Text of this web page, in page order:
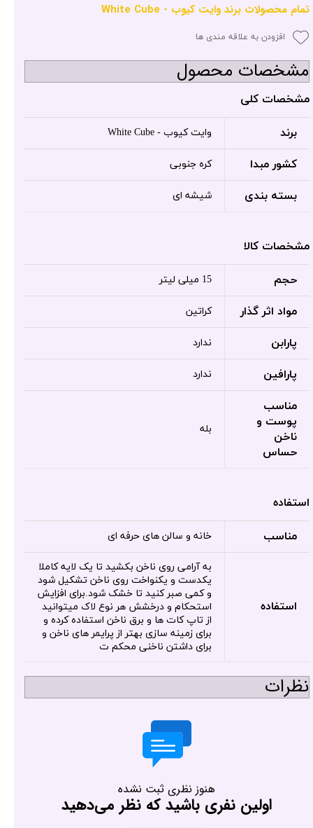
تمام محصولات برند وایت کیوب - White Cube
افزودن به علاقه مندی ها
مشخصات محصول
مشخصات کلی
برند وایت کیوب - White Cube
کشور مبدا کره جنوبی
بسته بندی شیشه ای
مشخصات کالا
حجم 15 میلی لیتر
مواد اثر گذار کراتین
پارابن ندارد
پارافین ندارد
مناسب
پوست و
ناخن
حساس
بله
استفاده
مناسب خانه و سالن های حرفه ای
استفاده
به آرامی روی ناخن بکشید تا یک لایه کاملا
یکدست و یکنواخت روی ناخن تشکیل شود
و کمی صبر کنید تا خشک شود.برای افزایش
استحکام و درخشش هر نوع لاک میتوانید
از تاپ کات ها و برق ناخن استفاده کرده و
برای زمینه سازی بهتر از پرایمر های ناخن و
برای داشتن ناخنی محکم ت
نظرات
هنوز نظری ثبت نشده
اولین نفری باشید که نظر می‌دهید